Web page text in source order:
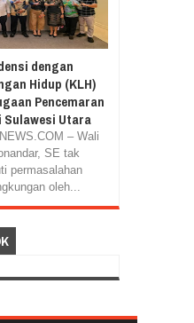
dengan
Hidup (KLH)
Pencemaran
Sulawesi Utara
– Wali
SE tak
permasalahan
oleh...